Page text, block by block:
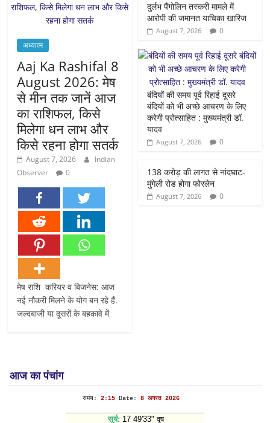
अध्यात्म
Aaj Ka Rashifal 8
August 2026: मेष
से मीन तक जानें आज
का राशिफल, किसे
मिलेगा धन लाभ और
किसे रहना होगा सतर्क
August 7, 2026
Indian
Observer
0
मेष राशि करियर व बिजनेस: आज
नई नौकरी मिलने के योग बन रहे हैं.
जल्दबाजी या दूसरों के बहकावे में
दुर्लभ पैंगोलिन तस्करी मामले में
आरोपी की जमानत याचिका खारिज
August 7, 2026 0
बंदियों की समय पूर्व रिहाई दूसरे
बंदियों को भी अच्छे आचरण के लिए
करेगी प्रोत्साहित : मुख्यमंत्री डॉ.
यादव
August 7, 2026 0
138 करोड़ की लागत से नांदघाट-
मुंगेली रोड होगा फोरलेन
August 7, 2026 0
आज का पंचांग